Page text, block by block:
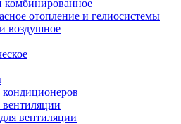
комбинированное
отопление и гелиосистемы
воздушное
вентиляции